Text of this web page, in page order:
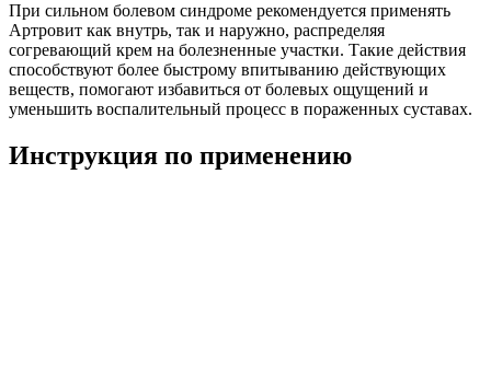
При сильном болевом синдроме рекомендуется применять
Артровит как внутрь, так и наружно, распределяя
согревающий крем на болезненные участки. Такие действия
способствуют более быстрому впитыванию действующих
веществ, помогают избавиться от болевых ощущений и
уменьшить воспалительный процесс в пораженных суставах.
Инструкция по применению